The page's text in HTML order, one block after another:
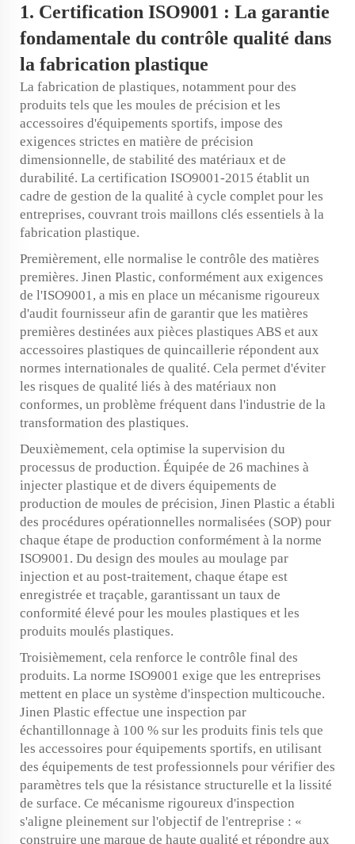
1. Certification ISO9001 : La garantie
fondamentale du contrôle qualité dans
la fabrication plastique
La fabrication de plastiques, notamment pour des
produits tels que les moules de précision et les
accessoires d'équipements sportifs, impose des
exigences strictes en matière de précision
dimensionnelle, de stabilité des matériaux et de
durabilité. La certification ISO9001-2015 établit un
cadre de gestion de la qualité à cycle complet pour les
entreprises, couvrant trois maillons clés essentiels à la
fabrication plastique.
Premièrement, elle normalise le contrôle des matières
premières. Jinen Plastic, conformément aux exigences
de l'ISO9001, a mis en place un mécanisme rigoureux
d'audit fournisseur afin de garantir que les matières
premières destinées aux pièces plastiques ABS et aux
accessoires plastiques de quincaillerie répondent aux
normes internationales de qualité. Cela permet d'éviter
les risques de qualité liés à des matériaux non
conformes, un problème fréquent dans l'industrie de la
transformation des plastiques.
Deuxièmement, cela optimise la supervision du
processus de production. Équipée de 26 machines à
injecter plastique et de divers équipements de
production de moules de précision, Jinen Plastic a établi
des procédures opérationnelles normalisées (SOP) pour
chaque étape de production conformément à la norme
ISO9001. Du design des moules au moulage par
injection et au post-traitement, chaque étape est
enregistrée et traçable, garantissant un taux de
conformité élevé pour les moules plastiques et les
produits moulés plastiques.
Troisièmement, cela renforce le contrôle final des
produits. La norme ISO9001 exige que les entreprises
mettent en place un système d'inspection multicouche.
Jinen Plastic effectue une inspection par
échantillonnage à 100 % sur les produits finis tels que
les accessoires pour équipements sportifs, en utilisant
des équipements de test professionnels pour vérifier des
paramètres tels que la résistance structurelle et la lissité
de surface. Ce mécanisme rigoureux d'inspection
s'aligne pleinement sur l'objectif de l'entreprise : «
construire une marque de haute qualité et répondre aux